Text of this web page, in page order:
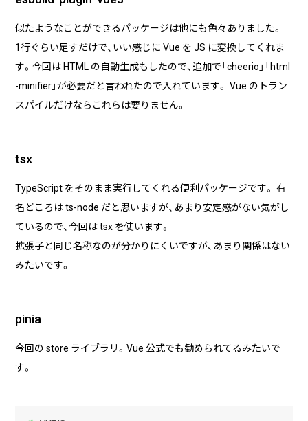
似たようなことができるパッケージは他にも色々ありました。
1行ぐらい足すだけで、いい感じに Vue を JS に変換してくれま
す。今回は HTML の自動生成もしたので、追加で「cheerio」「html
-minifier」が必要だと言われたので入れています。 Vue のトラン
スパイルだけならこれらは要りません。
tsx
TypeScript をそのまま実行してくれる便利パッケージです。 有
名どころは ts-node だと思いますが、あまり安定感がない気がし
ているので、今回は tsx を使います。
拡張子と同じ名称なのが分かりにくいですが、あまり関係はない
みたいです。
pinia
今回の store ライブラリ。Vue 公式でも勧められてるみたいで
す。